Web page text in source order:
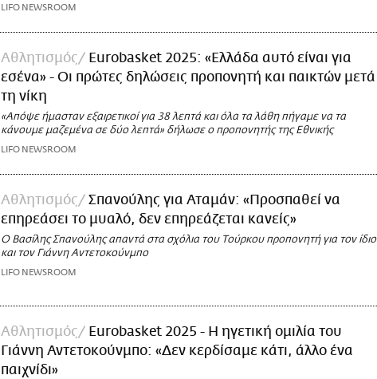
LIFO NEWSROOM
Αθλητισμός
Eurobasket 2025: «Ελλάδα αυτό είναι για
εσένα» - Οι πρώτες δηλώσεις προπονητή και παικτών μετά
τη νίκη
«Απόψε ήμασταν εξαιρετικοί για 38 λεπτά και όλα τα λάθη πήγαμε να τα
κάνουμε μαζεμένα σε δύο λεπτά» δήλωσε ο προπονητής της Εθνικής
LIFO NEWSROOM
Αθλητισμός
Σπανούλης για Αταμάν: «Προσπαθεί να
επηρεάσει το μυαλό, δεν επηρεάζεται κανείς»
Ο Βασίλης Σπανούλης απαντά στα σχόλια του Τούρκου προπονητή για τον ίδιο
και τον Γιάννη Αντετοκούνμπο
LIFO NEWSROOM
Αθλητισμός
Eurobasket 2025 - Η ηγετική ομιλία του
Γιάννη Αντετοκούνμπο: «Δεν κερδίσαμε κάτι, άλλο ένα
παιχνίδι»